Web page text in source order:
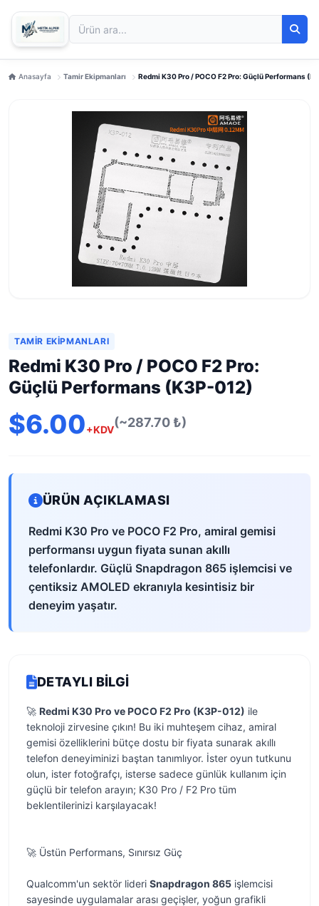
Anasayfa Tamir Ekipmanları Redmi K30 Pro / POCO F2 Pro: Güçlü Performans
TAMIR EKIPMANLARI
Redmi K30 Pro / POCO F2 Pro:
Güçlü Performans (K3P-012)
$6.00+KDV(~287.70 ₺)
ÜRÜN AÇIKLAMASI
Redmi K30 Pro ve POCO F2 Pro, amiral gemisi
performansı uygun fiyata sunan akıllı
telefonlardır. Güçlü Snapdragon 865 işlemcisi ve
çentiksiz AMOLED ekranıyla kesintisiz bir
deneyim yaşatır.
DETAYLI BILGI
🚀 Redmi K30 Pro ve POCO F2 Pro (K3P-012) ile
teknoloji zirvesine çıkın! Bu iki muhteşem cihaz, amiral
gemisi özelliklerini bütçe dostu bir fiyata sunarak akıllı
telefon deneyiminizi baştan tanımlıyor. İster oyun tutkunu
olun, ister fotoğrafçı, isterse sadece günlük kullanım için
güçlü bir telefon arayın; K30 Pro / F2 Pro tüm
beklentilerinizi karşılayacak!
🚀 Üstün Performans, Sınırsız Güç
Qualcomm'un sektör lideri Snapdragon 865 işlemcisi
sayesinde uygulamalar arası geçişler, yoğun grafikli